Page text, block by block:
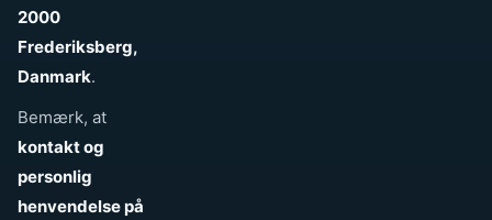
2000
Frederiksberg,
Danmark.
Bemærk, at
kontakt og
personlig
henvendelse på